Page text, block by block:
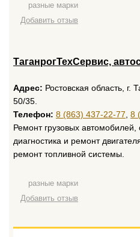
разные марки
Добавить отзыв
ТаганрогТехСервис,
Адрес: Ростовская область, г.
50/35.
Телефон: 8 (863) 437-22-77 8
Ремонт грузовых автомобилей,
диагностика и ремонт
ремонт топливной системы.
разные марки
Добавить отзыв